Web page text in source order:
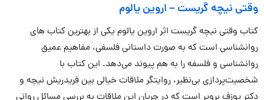
وقتی نیچه گریست–اروین یالوم
کتاب وقتی نیچه گریست اثر اروین یالوم یکی از بهترین کتاب های
روانشناسی است که به صورت داستانی فلسفی، مفاهیم عمیق
روانشناسی و فلسفه را به هم پیوند می‌دهد. این کتاب با
شخصیت‌پردازی بی‌نظیر، روایتگر ملاقات خیالی بین فریدریش نیچه و